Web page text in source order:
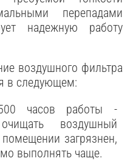
перепадами
надежную работу
воздушного фильтра
в следующем:
часов работы -
воздушный
загрязнен,
выполнять чаще.